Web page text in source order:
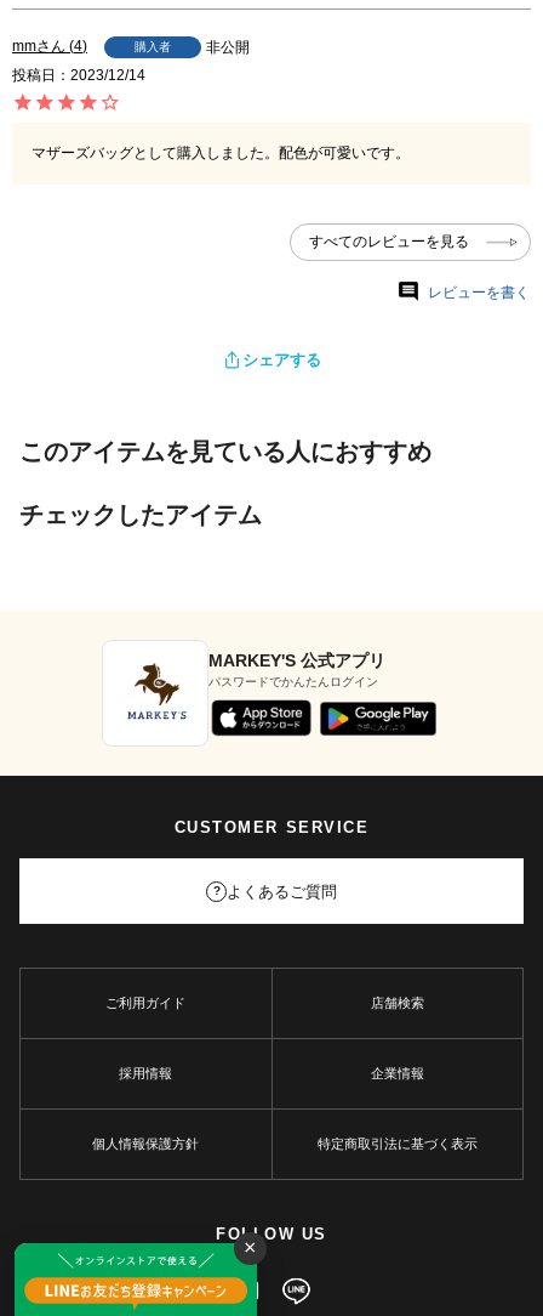
×
mm 4 購入者
非公開
投稿日
2023/12/14
マザーズバッグとして購入しました。配色が可愛いです。
すべてのレビューを見る
レビューを書く
シェアする
このアイテムを見ている人におすすめ
チェックしたアイテム
MARKEY'S 公式アプリ
パスワードでかんたんログイン
CUSTOMER SERVICE
? よくあるご質問
ご利用ガイド 店舗検索
採用情報 企業情報
個人情報保護方針 特定商取引法に基づく表示
FOLLOW US